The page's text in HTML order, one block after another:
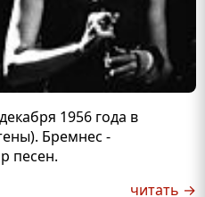
1956 года в
Бремнес -
песен.
читать →